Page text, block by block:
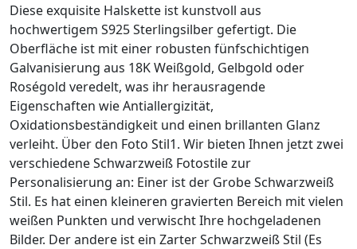
Diese exquisite Halskette ist kunstvoll aus
hochwertigem S925 Sterlingsilber gefertigt. Die
Oberfläche ist mit einer robusten fünfschichtigen
Galvanisierung aus 18K Weißgold, Gelbgold oder
Roségold veredelt, was ihr herausragende
Eigenschaften wie Antiallergizität,
Oxidationsbeständigkeit und einen brillanten Glanz
verleiht. Über den Foto Stil1. Wir bieten Ihnen jetzt zwei
verschiedene Schwarzweiß Fotostile zur
Personalisierung an: Einer ist der Grobe Schwarzweiß
Stil. Es hat einen kleineren gravierten Bereich mit vielen
weißen Punkten und verwischt Ihre hochgeladenen
Bilder. Der andere ist ein Zarter Schwarzweiß Stil (Es